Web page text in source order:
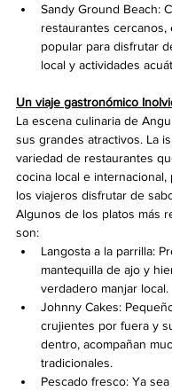
Sandy Ground Beach:
restaurantes cercanos,
popular para disfrutar
local y actividades
Un viaje gastronómico
La escena culinaria de
sus grandes atractivos. La
variedad de restaurantes
cocina local e internacional,
los viajeros disfrutar de
Algunos de los platos más
son:
Langosta a la parrilla:
mantequilla de ajo y
verdadero manjar local.
Johnny Cakes:
crujientes por fuera y
dentro, acompañan
tradicionales.
Pescado fresco: Ya